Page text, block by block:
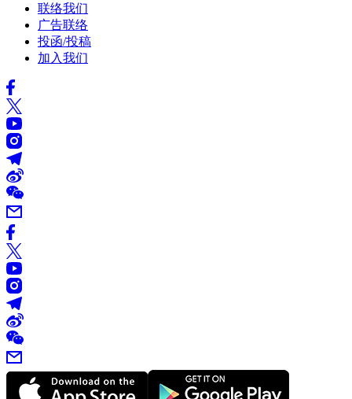
联络我们
广告联络
投函/投稿
加入我们